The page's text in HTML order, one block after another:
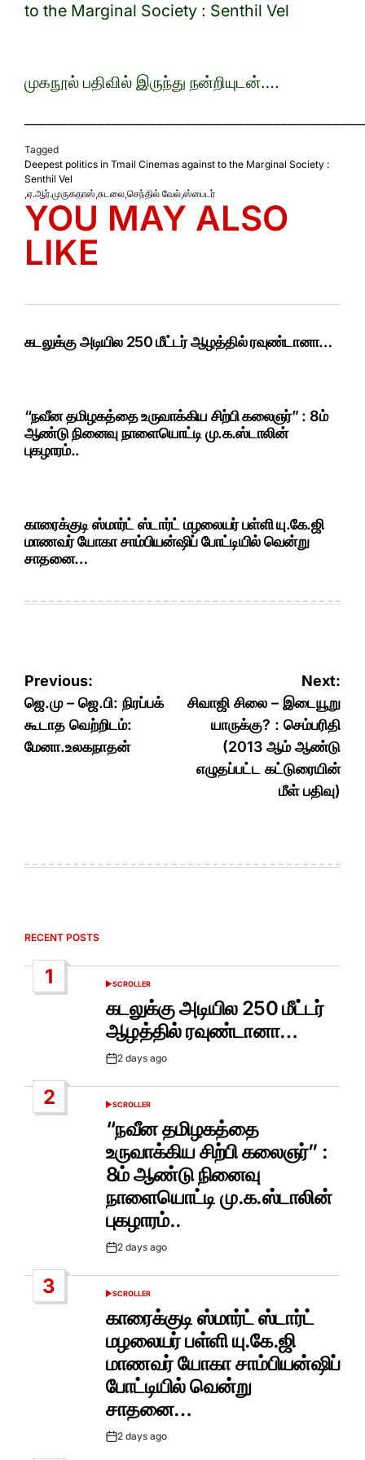
to the Marginal Society : Senthil Vel
முகநூல் பதிவில் இருந்து நன்றியுடன்….
Tagged
Deepest politics in Tmail Cinemas against to the Marginal Society :
Senthil Vel
,ஏ.ஆர்.முருகதாஸ்,சுடலை,செந்தில் வேல்,ஸ்பைடர்
YOU MAY ALSO
LIKE
கடலுக்கு அடியில 250 மீட்டர் ஆழத்தில் ரவுண்டானா…
“நவீன தமிழகத்தை உருவாக்கிய சிற்பி கலைஞர்” : 8ம்
ஆண்டு நினைவு நாளையொட்டி மு.க.ஸ்டாலின்
புகழாரம்..
காரைக்குடி ஸ்மார்ட் ஸ்டார்ட் மழலையர் பள்ளி யு.கே.ஜி
மாணவர் யோகா சாம்பியன்ஷிப் போட்டியில் வென்று
சாதனை…
Post
navigation
Previous:
ஜெ.மு – ஜெ.பி: நிரப்பக்
கூடாத வெற்றிடம்:
மேனா.உலகநாதன்
Next:
சிவாஜி சிலை – இடையூறு
யாருக்கு? : செம்பரிதி
(2013 ஆம் ஆண்டு
எழுதப்பட்ட கட்டுரையின்
மீள் பதிவு)
RECENT POSTS
1
POSTED
SCROLLER
கடலுக்கு அடியில 250 மீட்டர்
ஆழத்தில் ரவுண்டானா…
Post2 days ago
2
POSTED
SCROLLER
“நவீன தமிழகத்தை
உருவாக்கிய சிற்பி கலைஞர்” :
8ம் ஆண்டு நினைவு
நாளையொட்டி மு.க.ஸ்டாலின்
புகழாரம்..
Post2 days ago
3
POSTED
SCROLLER
காரைக்குடி ஸ்மார்ட் ஸ்டார்ட்
மழலையர் பள்ளி யு.கே.ஜி
மாணவர் யோகா சாம்பியன்ஷிப்
போட்டியில் வென்று
சாதனை…
Post2 days ago